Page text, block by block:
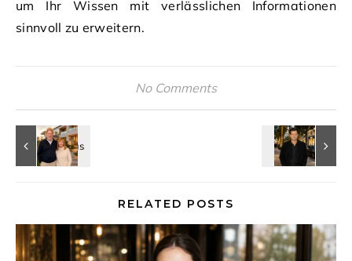
um Ihr Wissen mit verlässlichen Informationen
sinnvoll zu erweitern.
No Comments
RELATED POSTS